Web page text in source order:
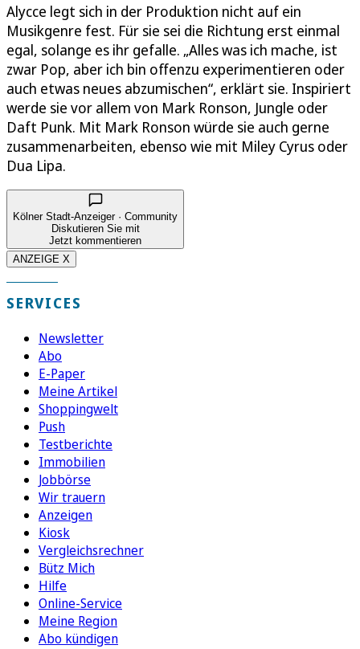
Alycce legt sich in der Produktion nicht auf ein
Musikgenre fest. Für sie sei die Richtung erst einmal
egal, solange es ihr gefalle. „Alles was ich mache, ist
zwar Pop, aber ich bin offenzu experimentieren oder
auch etwas neues abzumischen“, erklärt sie. Inspiriert
werde sie vor allem von Mark Ronson, Jungle oder
Daft Punk. Mit Mark Ronson würde sie auch gerne
zusammenarbeiten, ebenso wie mit Miley Cyrus oder
Dua Lipa.
Kölner Stadt-Anzeiger · Community
Diskutieren Sie mit
Jetzt kommentieren
ANZEIGE X
SERVICES
Newsletter
Abo
E-Paper
Meine Artikel
Shoppingwelt
Push
Testberichte
Immobilien
Jobbörse
Wir trauern
Anzeigen
Kiosk
Vergleichsrechner
Bütz Mich
Hilfe
Online-Service
Meine Region
Abo kündigen